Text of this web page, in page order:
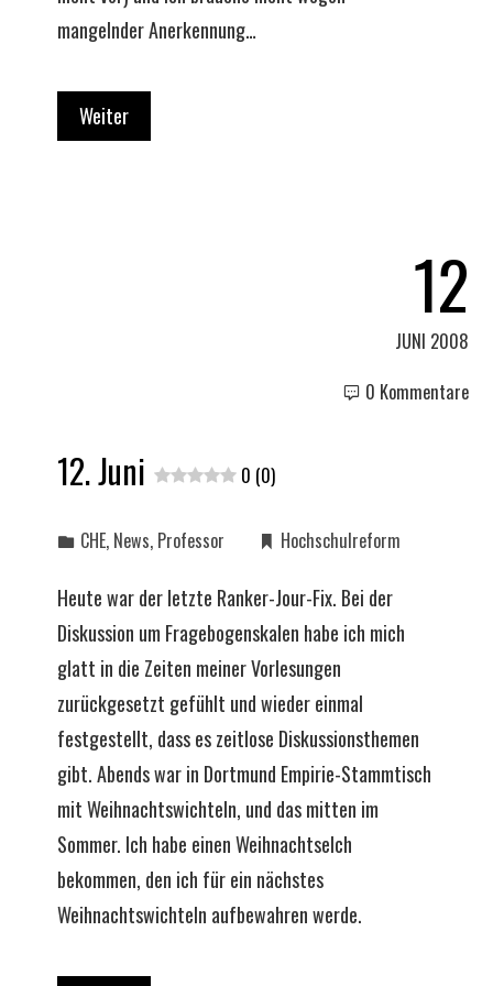
mangelnder Anerkennung…
Weiter
12
JUNI 2008
0 Kommentare
12. Juni 0 (0)
CHE, News, Professor Hochschulreform
Heute war der letzte Ranker-Jour-Fix. Bei der
Diskussion um Fragebogenskalen habe ich mich
glatt in die Zeiten meiner Vorlesungen
zurückgesetzt gefühlt und wieder einmal
festgestellt, dass es zeitlose Diskussionsthemen
gibt. Abends war in Dortmund Empirie-Stammtisch
mit Weihnachtswichteln, und das mitten im
Sommer. Ich habe einen Weihnachtselch
bekommen, den ich für ein nächstes
Weihnachtswichteln aufbewahren werde.